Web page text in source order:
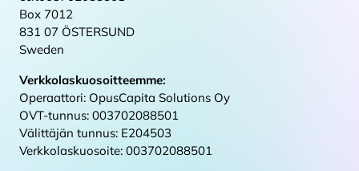
Box 7012
831 07 ÖSTERSUND
Sweden
Verkkolaskuosoitteemme:
Operaattori: OpusCapita Solutions Oy
OVT-tunnus: 003702088501
Välittäjän tunnus: E204503
Verkkolaskuosoite: 003702088501